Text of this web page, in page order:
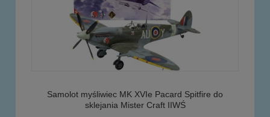
Samolot myśliwiec MK XVIe Pacard Spitfire do
sklejania Mister Craft IIWŚ